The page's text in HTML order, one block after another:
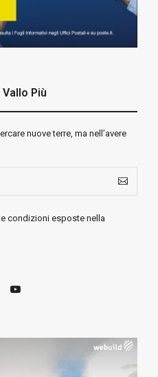
Più
nuove terre, ma nell’avere
condizioni esposte nella